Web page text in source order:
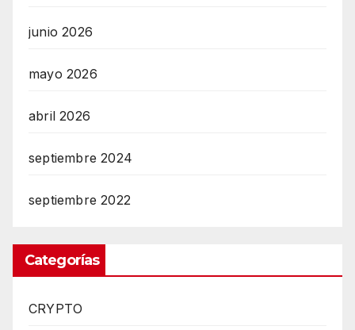
junio 2026
mayo 2026
abril 2026
septiembre 2024
septiembre 2022
Categorías
CRYPTO